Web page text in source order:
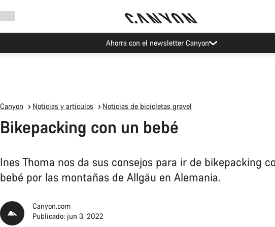
Eventos Canyon
Canyon Noticias y artículos Noticias de bicicletas gravel
Bikepacking con un bebé
Ines Thoma nos da sus consejos para ir de bikepacking
bebé por las montañas de Allgäu en Alemania.
Canyon.com
Publicado: jun 3, 2022